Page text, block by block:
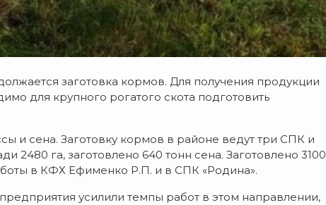
заготовка кормов. Для получения продукции
для крупного рогатого скота подготовить
и сена. Заготовку кормов в районе ведут три СПК и
га, заготовлено 640 тонн сена. Заготовлено 3100
в КФХ Ефименко Р.П. и в СПК «Родина».
усилили темпы работ в этом направлении,